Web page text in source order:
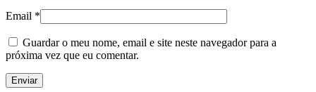
Email *
Guardar o meu nome, email e site neste navegador para a
próxima vez que eu comentar.